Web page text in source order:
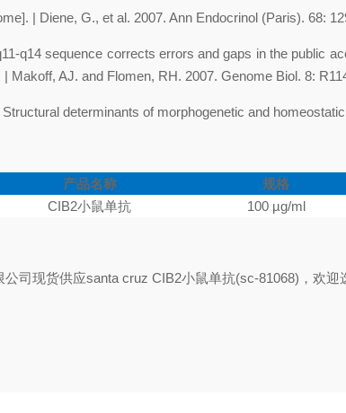
| Diene, G., et al. 2007. Ann Endocrinol (Paris). 68:
q14 sequence corrects errors and gaps in the public
| Makoff, AJ. and Flomen, RH. 2007. Genome Biol. 8:
determinants of morphogenetic and
产品名称
规格
CIB2小鼠单抗 100 µg/ml
公司现货供应santa cruz CIB2小鼠单抗(sc-81068) ，欢迎